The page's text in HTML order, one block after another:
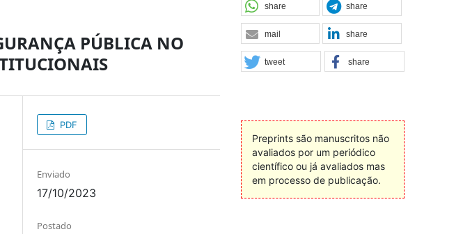
PÚBLICA NO
PDF
Enviado
17/10/2023
Postado
share share
mail share
tweet share
Preprints são manuscritos não
avaliados por um periódico
científico ou já avaliados mas
em processo de publicação.